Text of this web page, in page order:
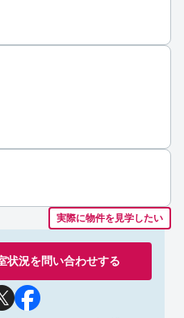
実際に物件を見学したい
状況を問い合わせする